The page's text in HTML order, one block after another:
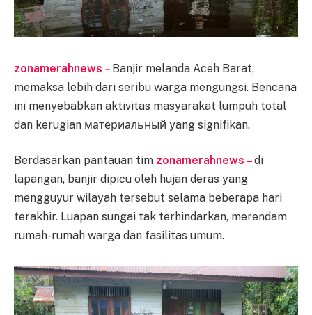
zonamerahnews – Banjir melanda Aceh Barat,
memaksa lebih dari seribu warga mengungsi. Bencana
ini menyebabkan aktivitas masyarakat lumpuh total
dan kerugian материальный yang signifikan.
Berdasarkan pantauan tim zonamerahnews –di
lapangan, banjir dipicu oleh hujan deras yang
mengguyur wilayah tersebut selama beberapa hari
terakhir. Luapan sungai tak terhindarkan, merendam
rumah-rumah warga dan fasilitas umum.